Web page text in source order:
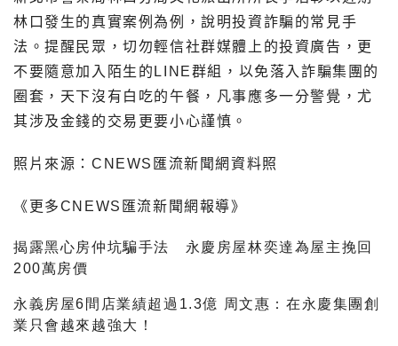
林口發生的真實案例為例，說明投資詐騙的常見手
法。提醒民眾，切勿輕信社群媒體上的投資廣告，更
不要隨意加入陌生的LINE群組，以免落入詐騙集團的
圈套，天下沒有白吃的午餐，凡事應多一分警覺，尤
其涉及金錢的交易更要小心謹慎。
照片來源：CNEWS匯流新聞網資料照
《更多CNEWS匯流新聞網報導》
揭露黑心房仲坑騙手法 永慶房屋林奕達為屋主挽回
200萬房價
永義房屋6間店業績超過1.3億 周文惠：在永慶集團創
業只會越來越強大！